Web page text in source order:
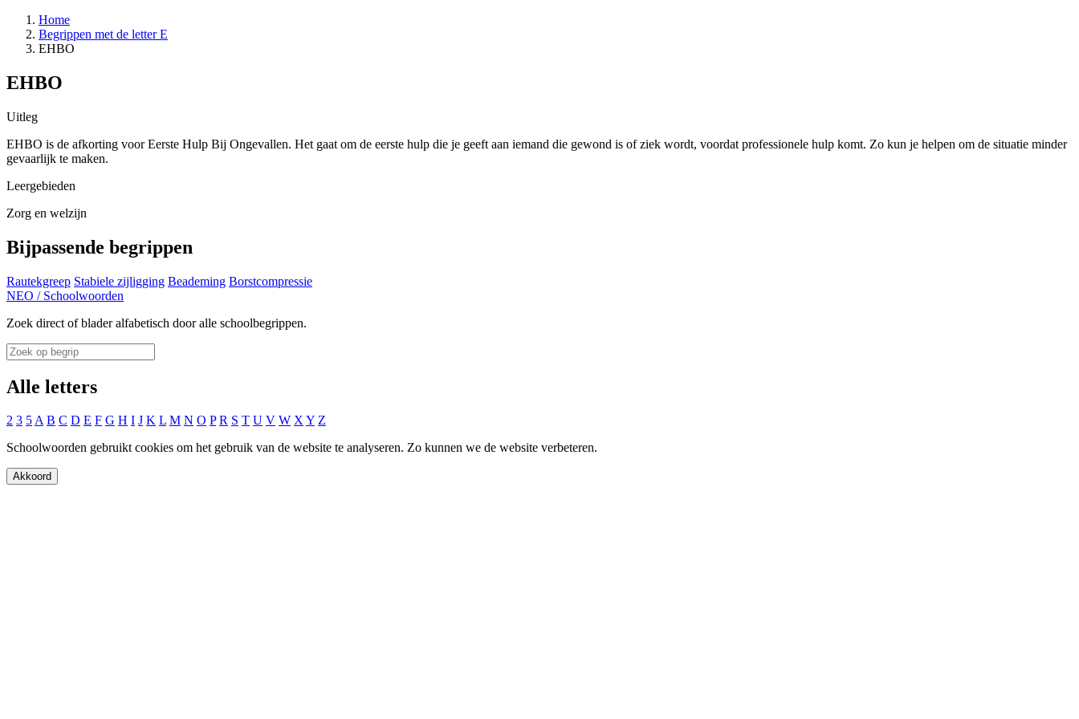
Home
Begrippen met de letter E
EHBO
EHBO
Uitleg
EHBO is de afkorting voor Eerste Hulp Bij Ongevallen. Het gaat om de eerste hulp die je geeft aan iemand die gewond is of ziek wordt, voordat professionele hulp komt. Zo kun je helpen om de situatie minder
gevaarlijk te maken.
Leergebieden
Zorg en welzijn
Bijpassende begrippen
Rautekgreep Stabiele zijligging Beademing Borstcompressie
NEO / Schoolwoorden
Zoek direct of blader alfabetisch door alle schoolbegrippen.
Alle letters
2 3 5A B C D E F G H I J K L M N O P R S T U V W XY Z
Schoolwoorden gebruikt cookies om het gebruik van de website te analyseren. Zo kunnen we de website verbeteren.
Akkoord